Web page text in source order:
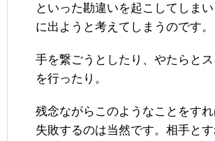
といった勘違いを起こしてしま
に出ようと考えてしまうのです。
手を繋ごうとしたり、やたらと
を行ったり。
残念ながらこのようなことをす
失敗するのは当然です。相手と